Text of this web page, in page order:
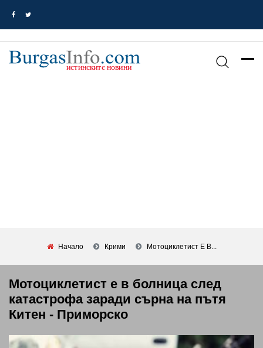
Начало Крими Мотоциклетист Е В...
Мотоциклетист е в болница след
катастрофа заради сърна на пътя
Китен - Приморско